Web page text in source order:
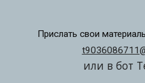
Прислать свои
или в бот